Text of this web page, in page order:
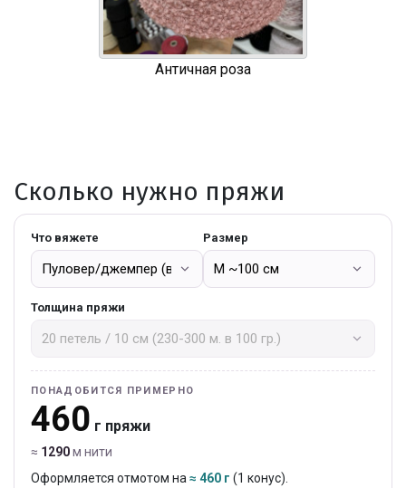
Античная роза
Сколько нужно пряжи
Что вяжете Размер
Толщина пряжи
ПОНАДОБИТСЯ ПРИМЕРНО
460 г пряжи
≈ 1290м нити
Оформляется отмотом на≈ 460 г (1 конус).